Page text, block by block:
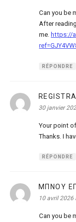
Can you be
After
me. https://
RÉPONDRE
30 janvier
Your point
Thanks. I
RÉPONDRE
ΜΠΝΟΥ
10 avril 2026
Can you be